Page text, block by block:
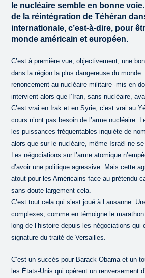
le nucléaire semble en bonne
de la réintégration de Téhéran
internationale, c’est-à-dire, pour
monde américain et européen.
C’est à première vue, objectivement, une
dans la région la plus dangereuse du
renoncement au nucléaire militaire -mis en
intervient alors que l’Iran, sans nucléaire,
C’est vrai en Irak et en Syrie, c’est vrai au
cours n’ont pas besoin de l’arme nucléaire.
les puissances fréquentables inquiète de
alors que sur le nucléaire, même Israël ne
Les négociations sur l’arme atomique
d’avoir une politique agressive. Mais cette
atout pour les Américains face au prétendu
sans doute largement cela.
C’est tout cela qui s’est joué à Lausanne.
complexes, comme en témoigne le
long de l’histoire depuis les négociations qui
signature du traité de Versailles.
C’est un succès pour Barack Obama et un
les États-Unis qui opèrent un renversement